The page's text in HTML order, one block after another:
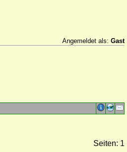
Angemeldet als: Gast
Seiten: 1